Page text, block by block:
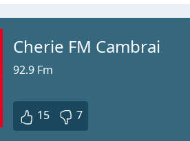
Cherie FM Cambrai
92.9 Fm
15 7